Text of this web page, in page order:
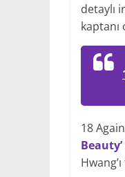
detaylı
kaptanı
18
Beauty’